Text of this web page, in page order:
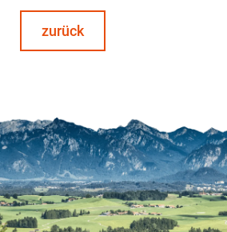
zurück